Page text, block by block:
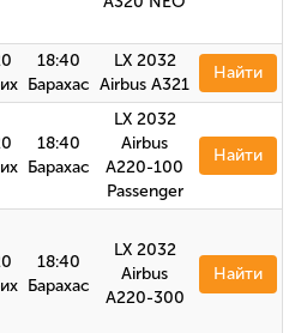
18:40
Барахас
LX 2032
Airbus A321
Найти
18:40
Барахас
LX 2032
Airbus
A220-100
Passenger
Найти
18:40
Барахас
LX 2032
Airbus
A220-300
Найти